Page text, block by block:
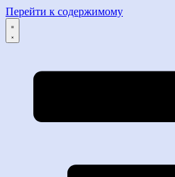
Перейти к содержимому